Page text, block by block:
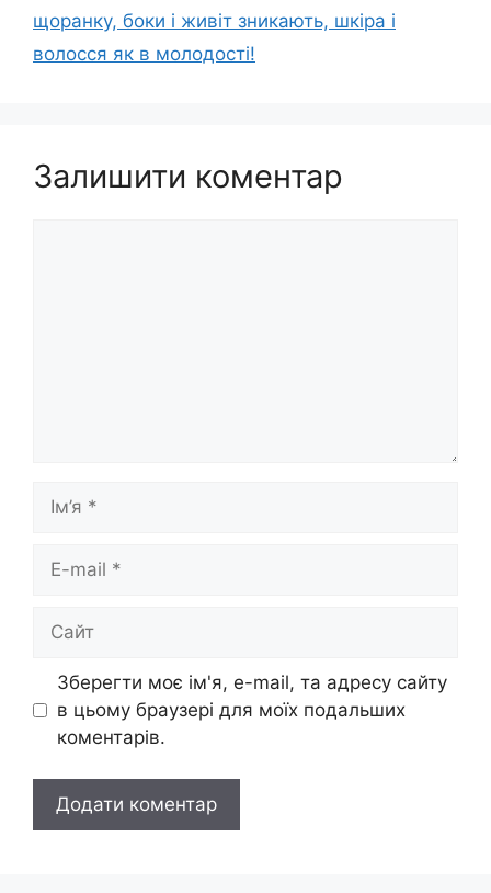
щоранку, боки і живіт зникають, шкіра і
волосся як в молодості!
Залишити коментар
mail
Зберегти моє ім'я, e-mail, та адресу сайту
в цьому браузері для моїх подальших
коментарів.